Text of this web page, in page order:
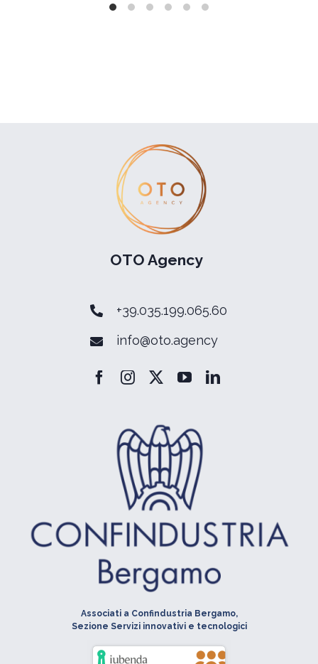
OTO Agency
+39.035.199.065.60
info@oto.agency
Associati a Confindustria Bergamo,
Sezione Servizi innovativi e tecnologici